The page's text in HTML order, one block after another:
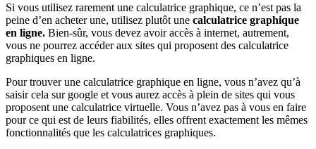
Si vous utilisez rarement une calculatrice graphique, ce n’est pas la
peine d’en acheter une, utilisez plutôt une calculatrice graphique
en ligne. Bien-sûr, vous devez avoir accès à internet, autrement,
vous ne pourrez accéder aux sites qui proposent des calculatrice
graphiques en ligne.
Pour trouver une calculatrice graphique en ligne, vous n’avez qu’à
saisir cela sur google et vous aurez accès à plein de sites qui vous
proposent une calculatrice virtuelle. Vous n’avez pas à vous en faire
pour ce qui est de leurs fiabilités, elles offrent exactement les mêmes
fonctionnalités que les calculatrices graphiques.